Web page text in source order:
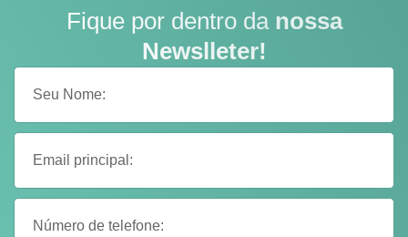
Fique por dentro da nossa
Newslleter!